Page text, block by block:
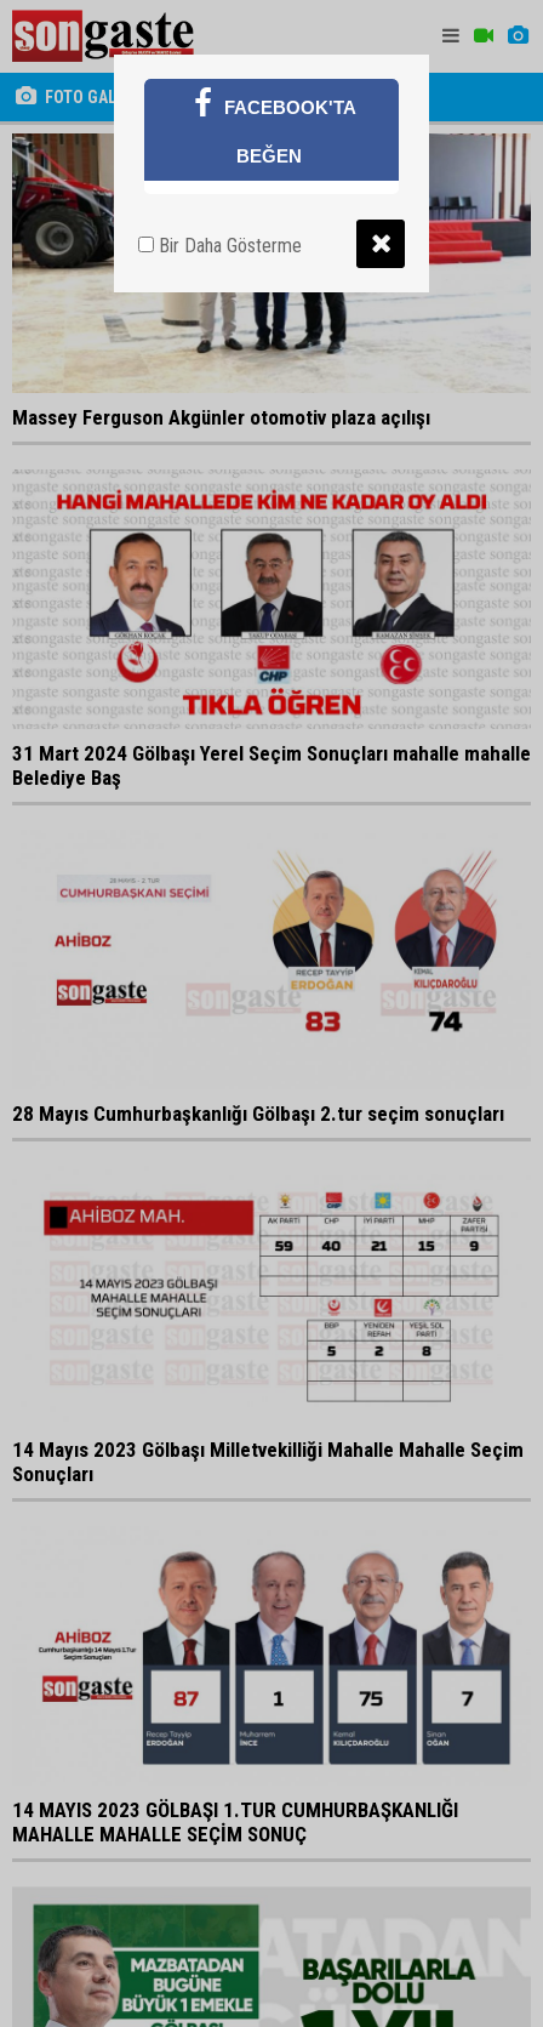
FOTO GALERİ
Massey Ferguson Akgünler otomotiv plaza açılışı
31 Mart 2024 Gölbaşı Yerel Seçim Sonuçları mahalle mahalle
Belediye Baş
28 Mayıs Cumhurbaşkanlığı Gölbaşı 2.tur seçim sonuçları
14 Mayıs 2023 Gölbaşı Milletvekilliği Mahalle Mahalle Seçim
Sonuçları
14 MAYIS 2023 GÖLBAŞI 1.TUR CUMHURBAŞKANLIĞI
MAHALLE MAHALLE SEÇİM SONUÇ
FACEBOOK'TA
BEĞEN
Bir Daha Gösterme